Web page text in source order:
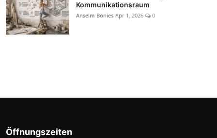
Kommunikationsraum
Anselm Bonies Apr 1, 2026 0
Öffnungszeiten